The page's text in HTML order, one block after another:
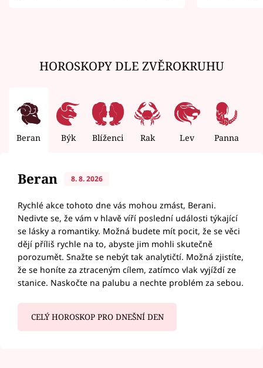
HOROSKOPY DLE ZVĚROKRUHU
Beran Býk Blíženci Rak Lev Panna
Beran 8. 8. 2026
Rychlé akce tohoto dne vás mohou zmást, Berani.
Nedivte se, že vám v hlavě víří poslední události týkající
se lásky a romantiky. Možná budete mít pocit, že se věci
dějí příliš rychle na to, abyste jim mohli skutečně
porozumět. Snažte se nebýt tak analytičtí. Možná zjistíte,
že se honíte za ztraceným cílem, zatímco vlak vyjíždí ze
stanice. Naskočte na palubu a nechte problém za sebou.
CELÝ HOROSKOP PRO DNEŠNÍ DEN